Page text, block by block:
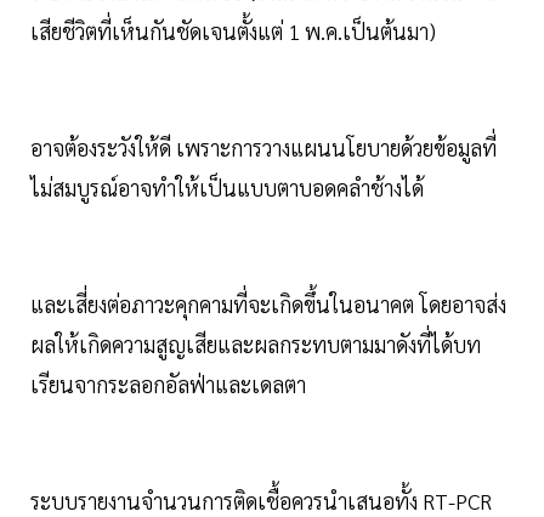
เสียชีวิตที่เห็นกันชัดเจนตั้งแต่ 1 พ.ค.เป็นต้นมา)
อาจต้องระวังให้ดี เพราะการวางแผนนโยบายด้วยข้อมูลที่
ไม่สมบูรณ์อาจทำให้เป็นแบบตาบอดคลำช้างได้
และเสี่ยงต่อภาวะคุกคามที่จะเกิดขึ้นในอนาคต โดยอาจส่ง
ผลให้เกิดความสูญเสียและผลกระทบตามมาดังที่ได้บท
เรียนจากระลอกอัลฟ่าและเดลตา
ระบบรายงานจำนวนการติดเชื้อควรนำเสนอทั้ง RT-PCR